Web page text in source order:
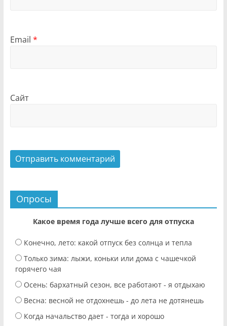
Email *
Сайт
Опросы
Какое время года лучше всего для отпуска
Конечно, лето: какой отпуск без солнца и тепла
Только зима: лыжи, коньки или дома с чашечкой
горячего чая
Осень: бархатный сезон, все работают - я отдыхаю
Весна: весной не отдохнешь - до лета не дотянешь
Когда начальство дает - тогда и хорошо